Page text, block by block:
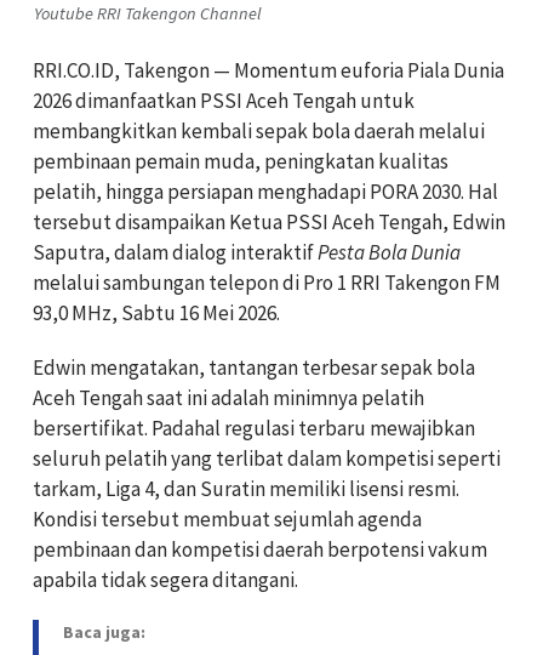
Youtube RRI Takengon Channel
RRI.CO.ID, Takengon — Momentum euforia Piala Dunia
2026 dimanfaatkan PSSI Aceh Tengah untuk
membangkitkan kembali sepak bola daerah melalui
pembinaan pemain muda, peningkatan kualitas
pelatih, hingga persiapan menghadapi PORA 2030. Hal
tersebut disampaikan Ketua PSSI Aceh Tengah, Edwin
Saputra, dalam dialog interaktifPesta Bola Dunia
melalui sambungan telepon di Pro 1 RRI Takengon FM
93,0 MHz, Sabtu 16 Mei 2026.
Edwin mengatakan, tantangan terbesar sepak bola
Aceh Tengah saat ini adalah minimnya pelatih
bersertifikat. Padahal regulasi terbaru mewajibkan
seluruh pelatih yang terlibat dalam kompetisi seperti
tarkam, Liga 4, dan Suratin memiliki lisensi resmi.
Kondisi tersebut membuat sejumlah agenda
pembinaan dan kompetisi daerah berpotensi vakum
apabila tidak segera ditangani.
Baca juga: